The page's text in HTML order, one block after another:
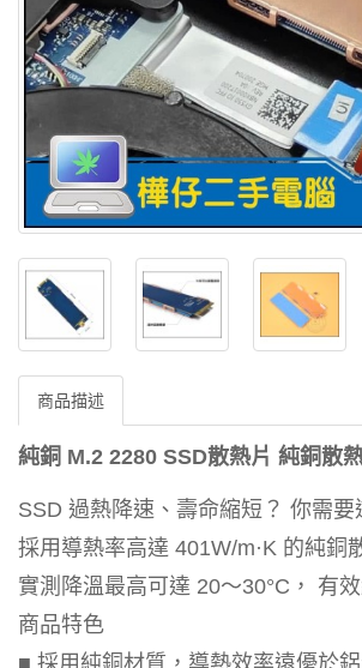
商品描述
純銅 M.2 2280 SSD散熱片 純銅散
SSD 過熱降速、壽命縮短？ 你需要
採用導熱率高達 401W/m·K 的純銅
實測降溫最高可達 20～30°C， 有
商品特色
■ 採用純銅材質，導熱效率遠優於